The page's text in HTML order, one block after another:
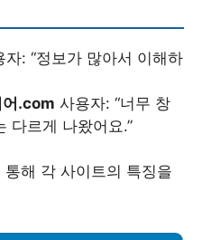
자: “정보가 많아서 이해하
어.com 사용자: “너무 창
다르게 나왔어요.”
해 각 사이트의 특징을